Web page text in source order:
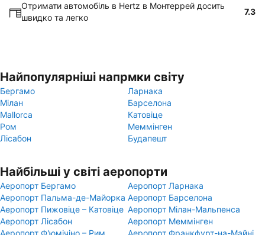
Отримати автомобіль в Hertz в Монтеррей досить
швидко та легко
7.3
Найпопулярніші напрмки світу
Бергамо
Ларнака
Мілан
Барселона
Mallorca
Катовіце
Ром
Меммінген
Лісабон
Будапешт
Найбільші у світі аеропорти
Аеропорт Бергамо
Аеропорт Ларнака
Аеропорт Пальма-де-Майорка Аеропорт Барселона
Аеропорт Пижовіце – Катовіце Аеропорт Мілан-Мальпенса
Аеропорт Лісабон
Аеропорт Меммінген
Аеропорт Ф'юмічіно – Рим
Аеропорт Франкфурт-на-Майні